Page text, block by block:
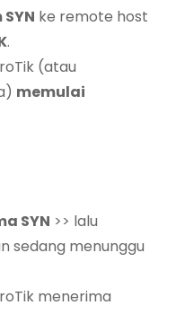
ke remote host
.
(atau
memulai
SYN >> lalu
sedang menunggu
menerima